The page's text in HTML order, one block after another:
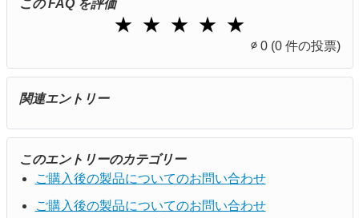
この FAQ を評価
★1 Star
★2 Stars
★ 3 Stars
★ 4 Stars
★
∅ 0(0 件の投票)
関連エントリー
このエントリーのカテゴリー
ご購入後の製品についてのお問い合わせ
ご購入後の製品についてのお問い合わせ